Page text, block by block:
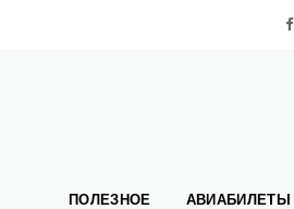
ПОЛЕЗНОЕ АВИАБИЛЕТЫ